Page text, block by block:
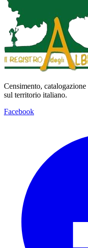
Censimento,
sul territorio italiano.
Facebook